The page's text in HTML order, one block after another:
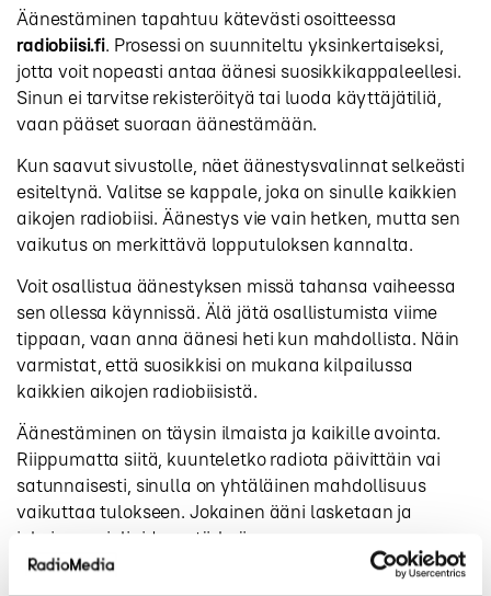
Äänestäminen tapahtuu kätevästi osoitteessa
radiobiisi.fi. Prosessi on suunniteltu yksinkertaiseksi,
jotta voit nopeasti antaa äänesi suosikkikappaleellesi.
Sinun ei tarvitse rekisteröityä tai luoda käyttäjätiliä,
vaan pääset suoraan äänestämään.
Kun saavut sivustolle, näet äänestysvalinnat selkeästi
esiteltynä. Valitse se kappale, joka on sinulle kaikkien
aikojen radiobiisi. Äänestys vie vain hetken, mutta sen
vaikutus on merkittävä lopputuloksen kannalta.
Voit osallistua äänestyksen missä tahansa vaiheessa
sen ollessa käynnissä. Älä jätä osallistumista viime
tippaan, vaan anna äänesi heti kun mahdollista. Näin
varmistat, että suosikkisi on mukana kilpailussa
kaikkien aikojen radiobiisistä.
Äänestäminen on täysin ilmaista ja kaikille avointa.
Riippumatta siitä, kuunteletko radiota päivittäin vai
satunnaisesti, sinulla on yhtäläinen mahdollisuus
vaikuttaa tulokseen. Jokainen ääni lasketaan ja
jokainen mielipide on tärkeä.